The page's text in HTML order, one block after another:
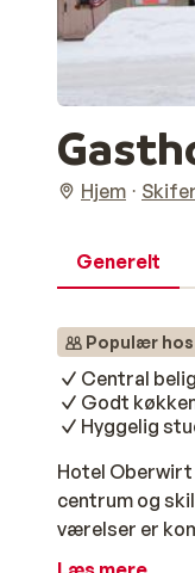
Hjem
Generelt
Populær
Central
Godt
Hyggelig
Hotel
centrum og
værelser er
hotellet finder